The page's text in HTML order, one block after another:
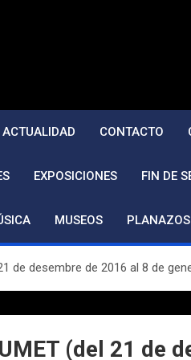
ACTUALIDAD CONTACTO
EXPOSICIONES FIN DE
MUSEOS
de desembre de 2016 al 8 de
(del 21 de